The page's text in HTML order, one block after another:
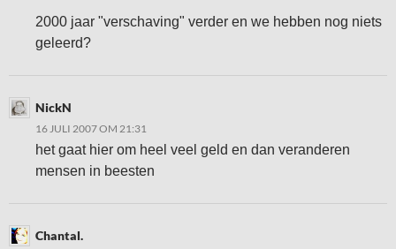
2000 jaar "verschaving" verder en we hebben nog niets
geleerd?
NickN
16 JULI 2007 OM 21:31
het gaat hier om heel veel geld en dan veranderen
mensen in beesten
Chantal.